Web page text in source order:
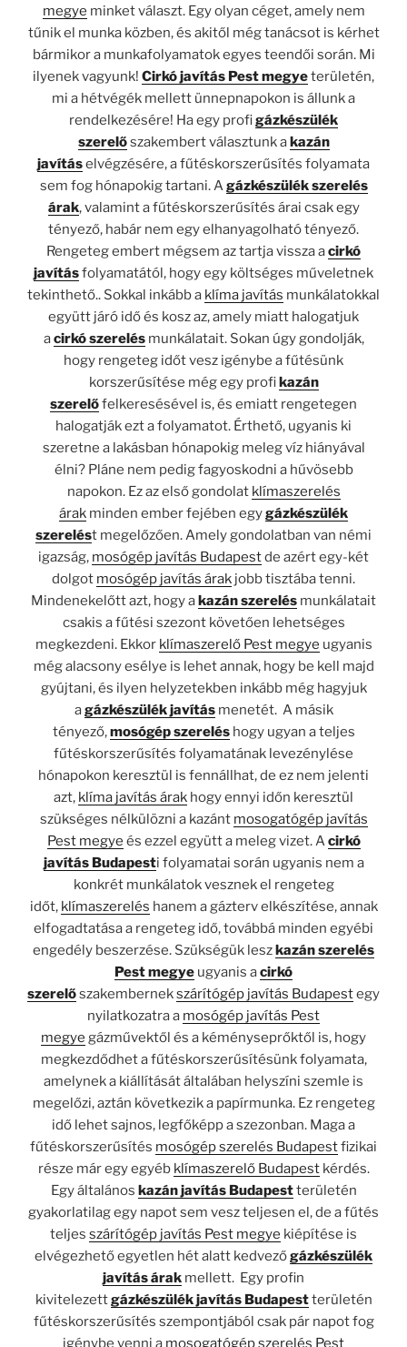
megye minket választ. Egy olyan céget, amely nem
tűnik el munka közben, és akitől még tanácsot is kérhet
bármikor a munkafolyamatok egyes teendői során. Mi
ilyenek vagyunk! Cirkó javítás Pest megyeterületén,
mi a hétvégék mellett ünnepnapokon is állunk a
rendelkezésére! Ha egy profigázkészülék
szerelőszakembert választunk akazán
javításelvégzésére, a fűtéskorszerűsítés folyamata
sem fog hónapokig tartani. Agázkészülék szerelés
árak, valamint a fűtéskorszerűsítés árai csak egy
tényező, habár nem egy elhanyagolható tényező.
Rengeteg embert mégsem az tartja vissza acirkó
javításfolyamatától, hogy egy költséges műveletnek
tekinthető.. Sokkal inkább a klíma javítás munkálatokkal
együtt járó idő és kosz az, amely miatt halogatjuk
acirkó szerelésmunkálatait. Sokan úgy gondolják,
hogy rengeteg időt vesz igénybe a fűtésünk
korszerűsítése még egy profikazán
szerelőfelkeresésével is, és emiatt rengetegen
halogatják ezt a folyamatot. Érthető, ugyanis ki
szeretne a lakásban hónapokig meleg víz hiányával
élni? Pláne nem pedig fagyoskodni a hűvösebb
napokon. Ez az első gondolat klímaszerelés
árak minden ember fejében egygázkészülék
szerelést megelőzően. Amely gondolatban van némi
igazság, mosógép javítás Budapestde azért egy-két
dolgot mosógép javítás árak jobb tisztába tenni.
Mindenekelőtt azt, hogy akazán szerelés munkálatait
csakis a fűtési szezont követően lehetséges
megkezdeni. Ekkor klímaszerelő Pest megye ugyanis
még alacsony esélye is lehet annak, hogy be kell majd
gyújtani, és ilyen helyzetekben inkább még hagyjuk
agázkészülék javításmenetét. A másik
tényező,mosógép szereléshogy ugyan a teljes
fűtéskorszerűsítés folyamatának levezénylése
hónapokon keresztül is fennállhat, de ez nem jelenti
azt, klíma javítás árak hogy ennyi időn keresztül
szükséges nélkülözni a kazánt mosogatógép javítás
Pest megye és ezzel együtt a meleg vizet. Acirkó
javítás Budapesti folyamatai során ugyanis nem a
konkrét munkálatok vesznek el rengeteg
időt, klímaszerelés hanem a gázterv elkészítése, annak
elfogadtatása a rengeteg idő, továbbá minden egyébi
engedély beszerzése. Szükségük leszkazán szerelés
Pest megye ugyanis acirkó
szerelőszakembernekszárítógép javítás Budapestegy
nyilatkozatra a mosógép javítás Pest
megye gázművektől és a kéményseprőktől is, hogy
megkezdődhet a fűtéskorszerűsítésünk folyamata,
amelynek a kiállítását általában helyszíni szemle is
megelőzi, aztán következik a papírmunka. Ez rengeteg
idő lehet sajnos, legfőképp a szezonban. Maga a
fűtéskorszerűsítés mosógép szerelés Budapestfizikai
része már egy egyéb klímaszerelő Budapestkérdés.
Egy általános kazán javítás Budapestterületén
gyakorlatilag egy napot sem vesz teljesen el, de a fűtés
teljes szárítógép javítás Pest megye kiépítése is
elvégezhető egyetlen hét alatt kedvezőgázkészülék
javítás árak mellett. Egy profin
kivitelezettgázkészülék javítás Budapestterületén
fűtéskorszerűsítés szempontjából csak pár napot fog
igénybe venni a mosogatógép szerelés Pest